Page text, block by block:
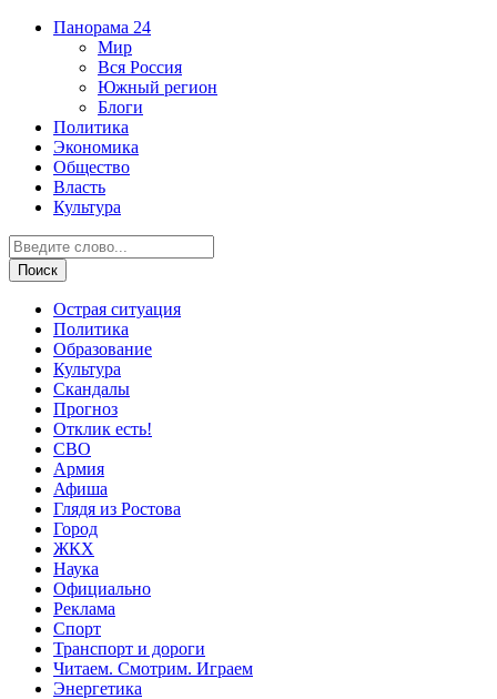
Панорама 24
Мир
Вся Россия
Южный регион
Блоги
Политика
Экономика
Общество
Власть
Культура
Острая ситуация
Политика
Образование
Культура
Скандалы
Прогноз
Отклик есть!
СВО
Армия
Афиша
Глядя из Ростова
Город
ЖКХ
Наука
Официально
Реклама
Спорт
Транспорт и дороги
Читаем. Смотрим. Играем
Энергетика